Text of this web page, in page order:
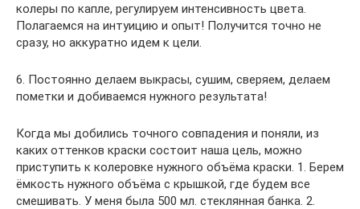
колеры по капле, регулируем интенсивность цвета.
Полагаемся на интуицию и опыт! Получится точно не
сразу, но аккуратно идем к цели.
6. Постоянно делаем выкрасы, сушим, сверяем, делаем
пометки и добиваемся нужного результата!
Когда мы добились точного совпадения и поняли, из
каких оттенков краски состоит наша цель, можно
приступить к колеровке нужного объёма краски. 1. Берем
ёмкость нужного объёма с крышкой, где будем все
смешивать. У меня была 500 мл. стеклянная банка. 2.